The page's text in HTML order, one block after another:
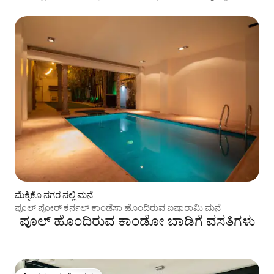
ಮೆಕ್ಸಿಕೊ ನಗರ ನಲ್ಲಿ ಮನೆ
ಪೂಲ್ ಪೋರ್ ಕರ್ನಲ್ ಕಾಂಡೆಸಾ ಹೊಂದಿರುವ ಐಷಾರಾಮಿ ಮನೆ
ಪೂಲ್ ಹೊಂದಿರುವ ಕಾಂಡೋ ಬಾಡಿಗೆ ವಸತಿಗಳು